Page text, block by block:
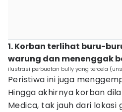
1. Korban terlihat buru-
warung dan menenggak
ilustrasi perbuatan bully yang tercela
Peristiwa ini juga
Hingga akhirnya korban
Medica, tak jauh dari lokasi